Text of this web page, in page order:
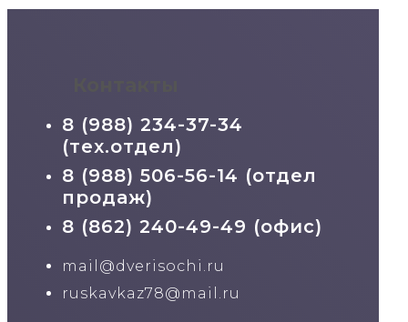
8 (988) 234-37-34
(тех.отдел)
8 (988) 506-56-14 (отдел
продаж)
8 (862) 240-49-49 (офис)
mail@dverisochi.ru
ruskavkaz78@mail.ru